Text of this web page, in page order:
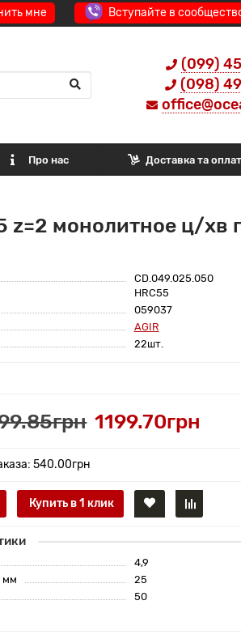
мне Вступайте в
(099)
(098)
Про нас Доставка та
z=2 монолитное ц/хв
CD.049.025.050
HRC55
059037
AGIR
22шт.
1199.70грн
540.00грн
Купить в 1 клик
4,9
мм
25
50